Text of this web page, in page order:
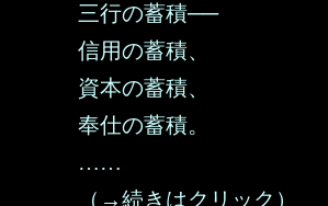
三行の蓄積──
信用の蓄積、
資本の蓄積、
奉仕の蓄積。
……
（→続きはクリック）